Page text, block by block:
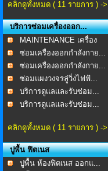
คลิกดูทั้งหมด ( 11 รายการ ) ->
บริการซ่อมเครื่องออก...
MAINTENANCE เครื่อง
ออก...ซ่อมเครื่องออกกำลังกาย...
ซ่อมเครื่องออกกำลังกาย...
ซ่อมแผงวงจรลู่วิ่งไฟฟ้...
บริการดูเเลเเละรับซ่อม...
บริการดูเเลเเละรับซ่อม...
คลิกดูทั้งหมด ( 11 รายการ ) ->
ปูพื้น ฟิตเนส
ปูพื้น ห้องฟิตเนส ออกแ...